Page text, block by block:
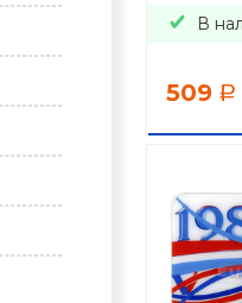
В
509 a